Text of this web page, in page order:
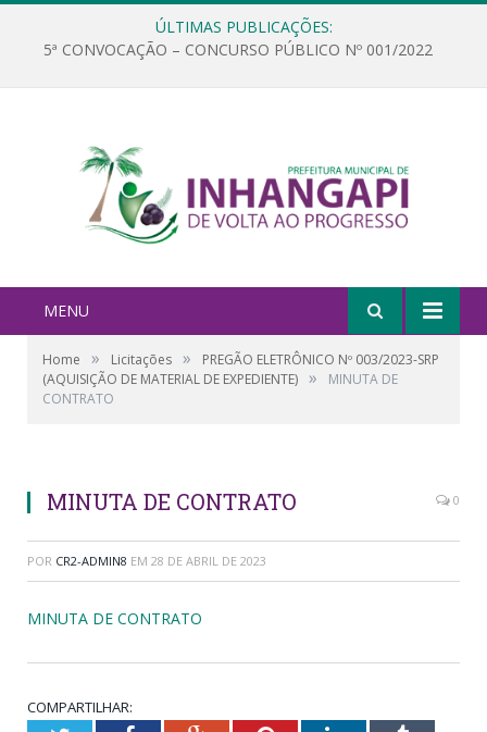
ÚLTIMAS PUBLICAÇÕES:
5ª CONVOCAÇÃO – CONCURSO PÚBLICO Nº 001/2022
MENU
Home » Licitações »
PREGÃO ELETRÔNICO Nº 003/2023-SRP
(AQUISIÇÃO DE MATERIAL DE EXPEDIENTE) »
MINUTA DE
CONTRATO
MINUTA DE CONTRATO 0
POR CR2-ADMIN8 EM 28 DE ABRIL DE 2023
MINUTA DE CONTRATO
COMPARTILHAR: